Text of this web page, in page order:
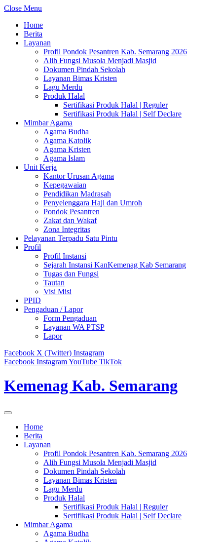
Close Menu
Home
Berita
Layanan
Profil Pondok Pesantren Kab. Semarang 2026
Alih Fungsi Musola Menjadi Masjid
Dokumen Pindah Sekolah
Layanan Bimas Kristen
Lagu Merdu
Produk Halal
Sertifikasi Produk Halal | Reguler
Sertifikasi Produk Halal | Self Declare
Mimbar Agama
Agama Budha
Agama Katolik
Agama Kristen
Agama Islam
Unit Kerja
Kantor Urusan Agama
Kepegawaian
Pendidikan Madrasah
Penyelenggara Haji dan Umroh
Pondok Pesantren
Zakat dan Wakaf
Zona Integritas
Pelayanan Terpadu Satu Pintu
Profil
Profil Instansi
Sejarah Instansi KanKemenag Kab Semarang
Tugas dan Fungsi
Tautan
Visi Misi
PPID
Pengaduan / Lapor
Form Pengaduan
Layanan WA PTSP
Lapor
Facebook X (Twitter) Instagram
Facebook InstagramYouTube TikTok
Kemenag Kab. Semarang
Home
Berita
Layanan
Profil Pondok Pesantren Kab. Semarang 2026
Alih Fungsi Musola Menjadi Masjid
Dokumen Pindah Sekolah
Layanan Bimas Kristen
Lagu Merdu
Produk Halal
Sertifikasi Produk Halal | Reguler
Sertifikasi Produk Halal | Self Declare
Mimbar Agama
Agama Budha